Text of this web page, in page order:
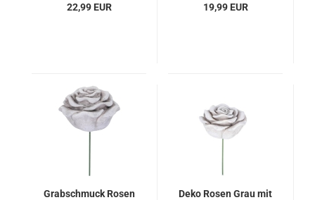
22,99 EUR 19,99 EUR
Grabschmuck Rosen
Deko Rosen Grau mit